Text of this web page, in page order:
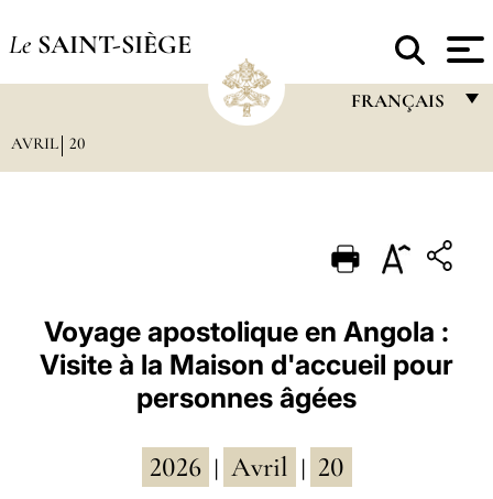
Le SAINT-SIÈGE
FRANÇAIS
PORTUGUÊS
ESPAÑOL
DEUTSCH
POLSKI
العربيّة
中文
AVRIL 20
Voyage apostolique en Angola :
Visite à la Maison d'accueil pour
personnes âgées
2026 Avril 20